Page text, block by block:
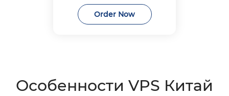
Order Now
Особенности VPS Китай